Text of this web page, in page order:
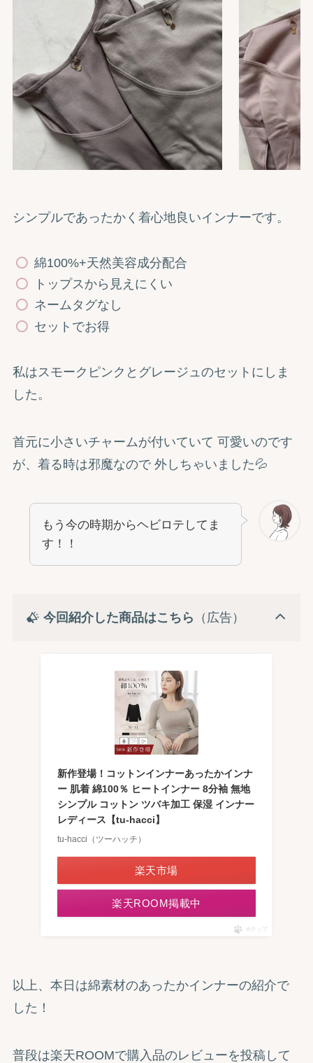
シンプルであったかく着心地良いインナーです。
綿100%+天然美容成分配合
トップスから見えにくい
ネームタグなし
セットでお得
私はスモークピンクとグレージュのセットにしま
した。
首元に小さいチャームが付いていて 可愛いのです
が、着る時は邪魔なので 外しちゃいました💦
もう今の時期からヘビロテしてま
す！！
今回紹介した商品はこちら （広告）
新作登場！コットンインナーあったかインナ
ー 肌着 綿100％ ヒートインナー 8分袖 無地
シンプル コットン ツバキ加工 保湿 インナー
レディース【tu-hacci】
tu-hacci（ツーハッチ）
楽天市場
楽天ROOM掲載中
ポチップ
以上、本日は綿素材のあったかインナーの紹介で
した！
普段は楽天ROOMで購入品のレビューを投稿して